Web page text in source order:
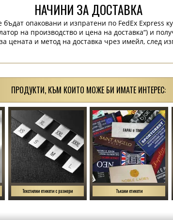
НАЧИНИ ЗА ДОСТАВКА
опаковани и изпратени по FedEx Express
на производство и цена на доставка“) и
цената и метод на доставка чрез имейл, след
ПРОДУКТИ, КЪМ КОИТО МОЖЕ БИ ИМАТЕ ИНТЕРЕС:
Текстилни етикети с размери Тъкани етикети